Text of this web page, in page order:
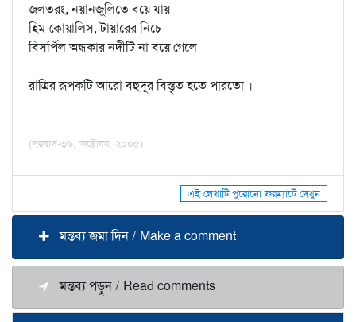
জলতরং, নয়ানজুলিতে বয়ে যায়
হিম-কোয়ালিস, টায়ারের নিচে
বিসর্পিল অন্ধকার নদীটি না বয়ে গেলে ---
রাত্রির রূপকটি আরো বহুদূর বিস্তৃত হতে পারতো ।
(পরবাস-৩৬, অক্টোবর, ২০০৫)
এই লেখাটি পুরোনো ফরম্যাটে দেখুন
মন্তব্য জমা দিন / Make a comment
মন্তব্য পড়ুন / Read comments